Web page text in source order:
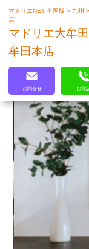
マドリエNET 全国版> 九州
店
マドリエ大牟
牟田本店
お問合せ お電